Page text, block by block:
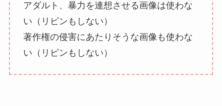
アダルト、暴力を連想させる画像は使わな
い（リピンもしない）
著作権の侵害にあたりそうな画像も使わな
い（リピンもしない）